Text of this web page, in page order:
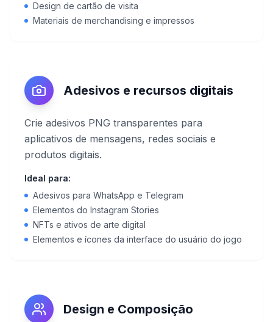
Design de cartão de visita
Materiais de merchandising e impressos
Adesivos e recursos digitais
Crie adesivos PNG transparentes para
aplicativos de mensagens, redes sociais e
produtos digitais.
Ideal para:
Adesivos para WhatsApp e Telegram
Elementos do Instagram Stories
NFTs e ativos de arte digital
Elementos e ícones da interface do usuário do jogo
Design e Composição